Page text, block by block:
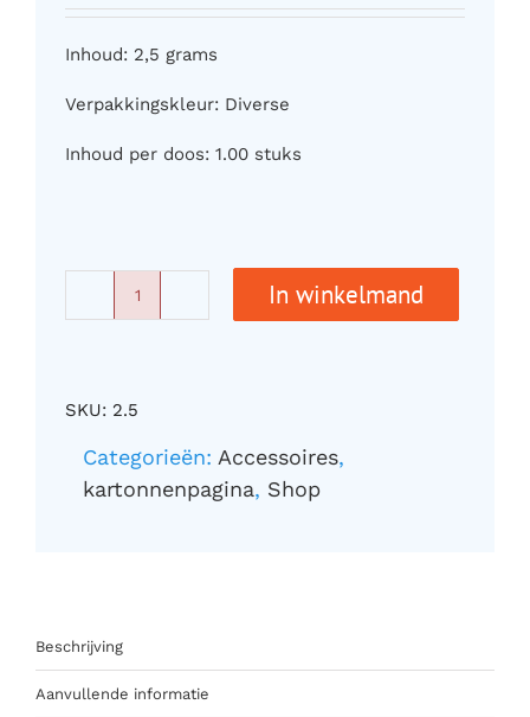
Inhoud: 2,5 grams
Verpakkingskleur: Diverse
Inhoud per doos: 1.00 stuks
CREAMERSTICKS
STUKS
In winkelmand
SKU: 2.5
Categorieën: Accessoires,
kartonnenpagina, Shop
Beschrijving
Aanvullende informatie